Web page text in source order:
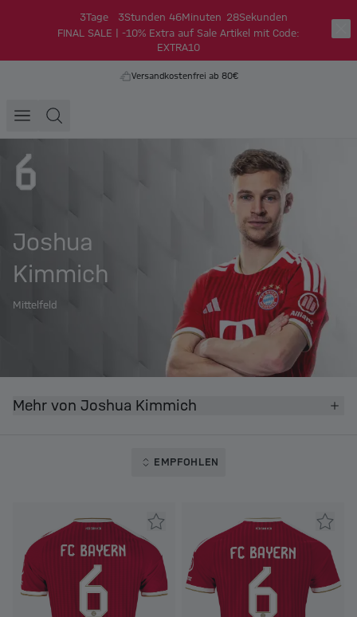
3Tage 3Stunden 46Minuten 27Sekunden
FINAL SALE | -10% Extra auf Sale Artikel mit Code:
EXTRA10
Versandkostenfrei ab 80€
Joshua
Kimmich
Mittelfeld
Mehr von Joshua Kimmich
EMPFOHLEN